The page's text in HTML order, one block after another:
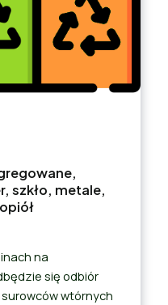
szkło, metale,
na
się odbiór
wtórnych